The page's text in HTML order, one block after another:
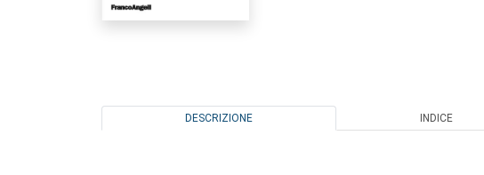
DESCRIZIONE INDICE